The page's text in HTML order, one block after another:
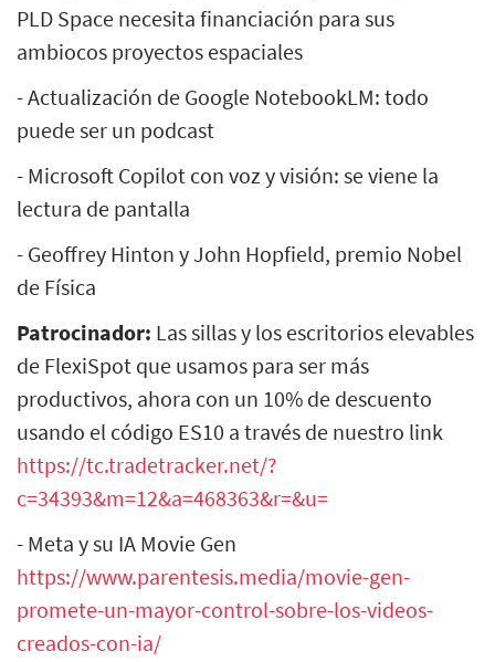
PLD Space necesita financiación para sus
ambiocos proyectos espaciales
- Actualización de Google NotebookLM: todo
puede ser un podcast
- Microsoft Copilot con voz y visión: se viene la
lectura de pantalla
- Geoffrey Hinton y John Hopfield, premio Nobel
de Física
Patrocinador: Las sillas y los escritorios elevables
de FlexiSpot que usamos para ser más
productivos, ahora con un 10% de descuento
usando el código ES10 a través de nuestro link
https://tc.tradetracker.net/?
c=34393&m=12&a=468363&r=&u=
- Meta y su IA Movie Gen
https://www.parentesis.media/movie-gen-
promete-un-mayor-control-sobre-los-videos-
creados-con-ia/